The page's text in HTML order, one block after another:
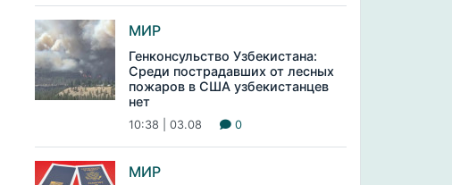
МИР
Генконсульство Узбекистана:
Среди пострадавших от лесных
пожаров в США узбекистанцев
нет
10:38 | 03.08 0
МИР